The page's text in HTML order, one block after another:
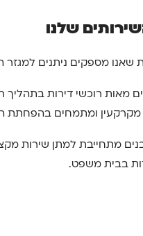
שלנו
שאנו מספקים ניתנים למגזר
ומתמחים בהפחתת
מתחייבת למתן שירות
בבית משפט.